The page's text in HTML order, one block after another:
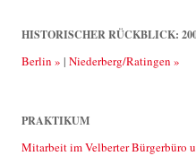
HISTORISCHER RÜCKBLICK:
Berlin » | Niederberg/Ratingen »
PRAKTIKUM
Mitarbeit im Velberter Bürgerbüro